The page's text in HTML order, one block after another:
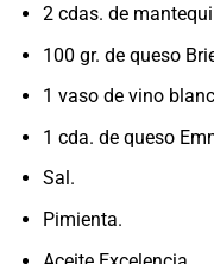
2 cdas. de
100 gr. de queso
1 vaso de vino
1 cda. de queso
Sal.
Pimienta.